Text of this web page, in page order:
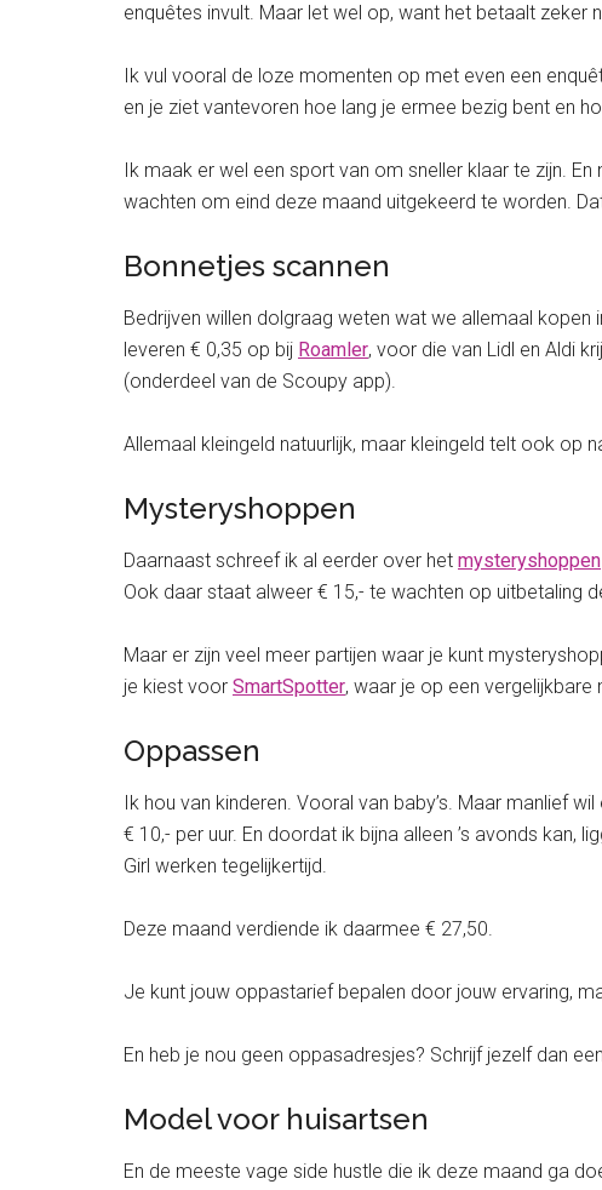
enquêtes invult. Maar let wel op, want het betaalt zeker
Ik vul vooral de loze momenten op met even een
en je ziet vantevoren hoe lang je ermee bezig bent en
Ik maak er wel een sport van om sneller klaar te zijn.
wachten om eind deze maand uitgekeerd te worden.
Bonnetjes scannen
Bedrijven willen dolgraag weten wat we allemaal
leveren € 0,35 op bij Roamler, voor die van Lidl en Aldi
(onderdeel van de Scoupy app).
Allemaal kleingeld natuurlijk, maar kleingeld telt ook op
Mysteryshoppen
Daarnaast schreef ik al eerder over het mysteryshoppen
Ook daar staat alweer € 15,- te wachten op uitbetaling
Maar er zijn veel meer partijen waar je kunt
je kiest voor SmartSpotter, waar je op een
Oppassen
Ik hou van kinderen. Vooral van baby’s. Maar manlief
€ 10,- per uur. En doordat ik bijna alleen ’s avonds
Girl werken tegelijkertijd.
Deze maand verdiende ik daarmee € 27,50.
Je kunt jouw oppastarief bepalen door jouw ervaring,
En heb je nou geen oppasadresjes? Schrijf jezelf dan
Model voor huisartsen
En de meeste vage side hustle die ik deze maand ga